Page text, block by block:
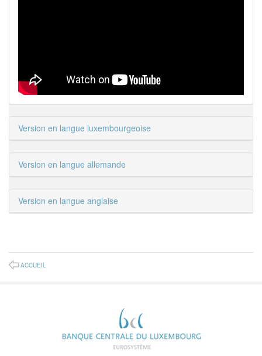
Version en langue luxembourgeoise
Version en langue allemande
Version en langue anglaise
ACCUEIL